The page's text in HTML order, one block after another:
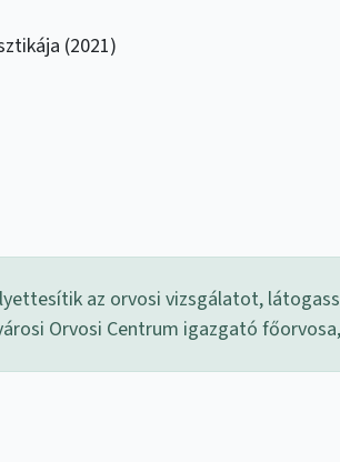
(2021)
az orvosi vizsgálatot,
Orvosi Centrum igazgató főorvosa,